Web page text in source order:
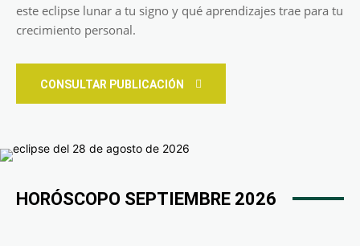
este eclipse lunar a tu signo y qué aprendizajes trae para tu
crecimiento personal.
CONSULTAR PUBLICACIÓN
HORÓSCOPO SEPTIEMBRE 2026